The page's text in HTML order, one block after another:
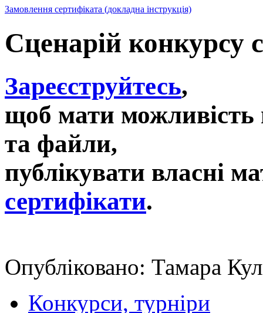
Замовлення сертифіката (докладна інструкція)
Сценарій конкурсу
Зареєструйтесь,
щоб мати можливість
та файли,
публікувати власні
сертифікати.
Опубліковано: Тамара
Конкурси, турніри